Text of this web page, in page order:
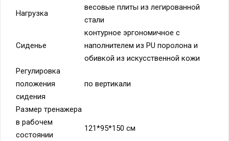
Нагрузка
весовые плиты из легированной
стали
Сиденье
контурное эргономичное с
наполнителем из PU поролона и
обивкой из искусственной кожи
Регулировка
положения
сидения
по вертикали
Размер тренажера
в рабочем
состоянии
121*95*150 см